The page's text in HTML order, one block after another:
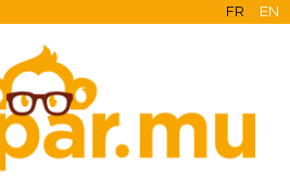
FR EN
en ligne